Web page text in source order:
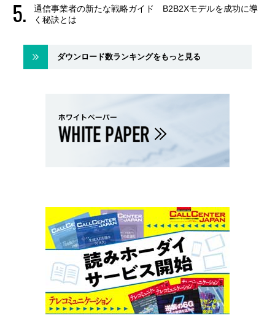
通信事業者の新たな戦略ガイド B2B2Xモデルを成功に導
く秘訣とは
ダウンロード数ランキングをもっと見る